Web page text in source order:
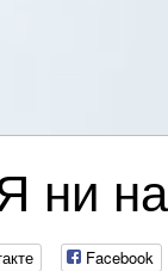
ни
Facebook